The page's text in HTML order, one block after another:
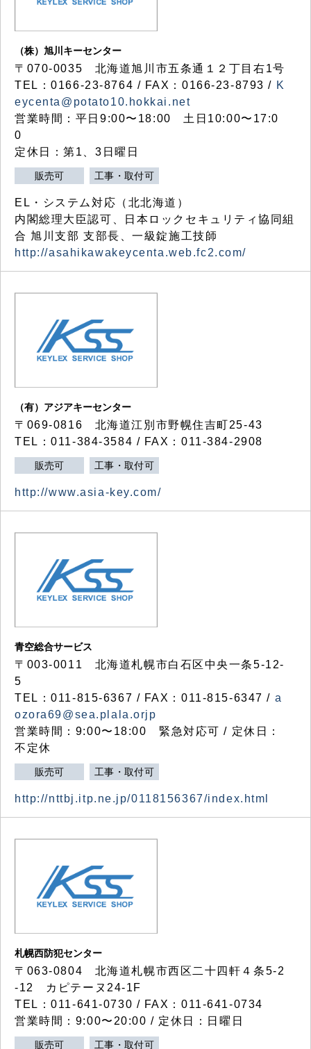
（株）旭川キーセンター
〒070-0035 北海道旭川市五条通１２丁目右1号
TEL：0166-23-8764 / FAX：0166-23-8793 / K
eycenta@potato10.hokkai.net
営業時間：平日9:00〜18:00 土日10:00〜17:0
0
定休日：第1、3日曜日
販売可 工事・取付可
EL・システム対応（北北海道）
内閣総理大臣認可、日本ロックセキュリティ協同組
合 旭川支部 支部長、一級錠施工技師
http://asahikawakeycenta.web.fc2.com/
（有）アジアキーセンター
〒069-0816 北海道江別市野幌住吉町25-43
TEL：011-384-3584 / FAX：011-384-2908
販売可 工事・取付可
http://www.asia-key.com/
青空総合サービス
〒003-0011 北海道札幌市白石区中央一条5-12-
5
TEL：011-815-6367 / FAX：011-815-6347 / a
ozora69@sea.plala.orjp
営業時間：9:00〜18:00 緊急対応可 / 定休日：
不定休
販売可 工事・取付可
http://nttbj.itp.ne.jp/0118156367/index.html
札幌西防犯センター
〒063-0804 北海道札幌市西区二十四軒４条5-2
-12 カピテーヌ24-1F
TEL：011-641-0730 / FAX：011-641-0734
営業時間：9:00〜20:00 / 定休日：日曜日
販売可 工事・取付可